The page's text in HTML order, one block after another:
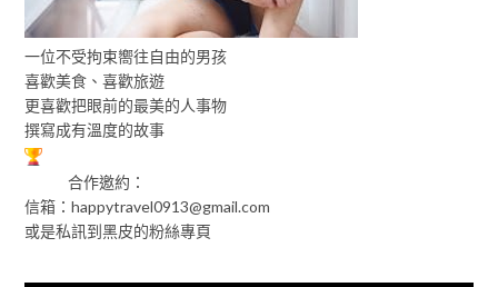
一位不受拘束嚮往自由的男孩
喜歡美食、喜歡旅遊
更喜歡把眼前的最美的人事物
撰寫成有溫度的故事
合作邀約：
信箱：happytravel0913@gmail.com
或是私訊到黑皮的粉絲專頁